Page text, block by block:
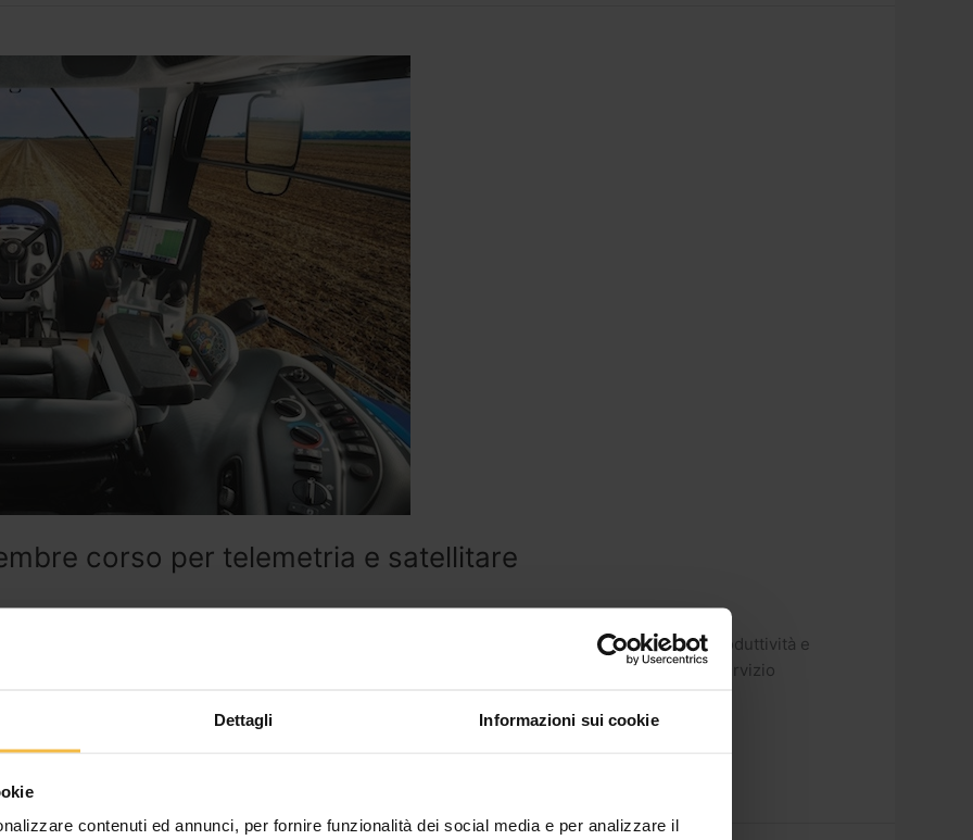
Dettagli Informazioni sui cookie
contenuti ed annunci, per fornire funzionalità dei social media e per analizzare il
corso per telemetria e satellitare
potete massimizzare l’operatività dei vostri trattori e delle attrezzature, migliorare la produttività e
Ecco perchè non dovete perdere questo corso che sarà tenuto presso la sede del Servizio
4